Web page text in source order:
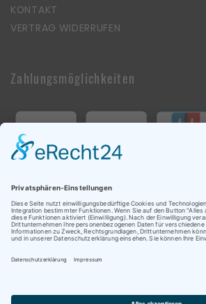
KONTAKT
VERTRAG WIDERRUFEN
Zahlungsmöglichkeiten